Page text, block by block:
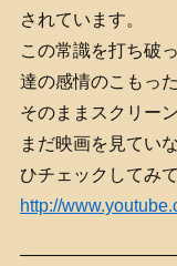
されています。
この常識を打ち破
達の感情のこもっ
そのままスクリー
まだ映画を見てい
ひチェックしてみ
http://